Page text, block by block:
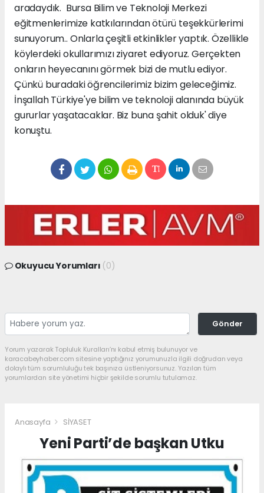
aradaydık. Bursa Bilim ve Teknoloji Merkezi
eğitmenlerimize katkılarından ötürü teşekkürlerimi
sunuyorum.. Onlarla çeşitli etkinlikler yaptık. Özellikle
köylerdeki okullarımızı ziyaret ediyoruz. Gerçekten
onların heyecanını görmek bizi de mutlu ediyor.
Çünkü buradaki öğrencilerimiz bizim geleceğimiz.
İnşallah Türkiye'ye bilim ve teknoloji alanında büyük
gururlar yaşatacaklar. Biz buna şahit olduk' diye
konuştu.
Okuyucu Yorumları (0)
Gönder
Yorum yazarak Topluluk Kuralları’nı kabul etmiş bulunuyor ve
karacabeyhaber.com sitesine yaptığınız yorumunuzla ilgili doğrudan veya
dolaylı tüm sorumluluğu tek başınıza üstleniyorsunuz. Yazılan tüm
yorumlardan site yönetimi hiçbir şekilde sorumlu tutulamaz.
Anasayfa SİYASET
Yeni Parti’de başkan Utku